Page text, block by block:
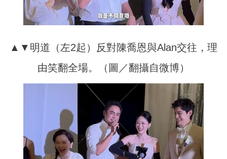
▲▼明道（左2起）反對陳喬恩與Alan交往，理
由笑翻全場。（圖／翻攝自微博）